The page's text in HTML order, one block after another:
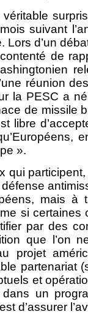
véritable
suivant
Lors d’un
de
réunion
la PESC a
de missile
libre
».
qui
mais à
si certaines
par des
que l’on
projet
partenariat
et
un
d’assurer